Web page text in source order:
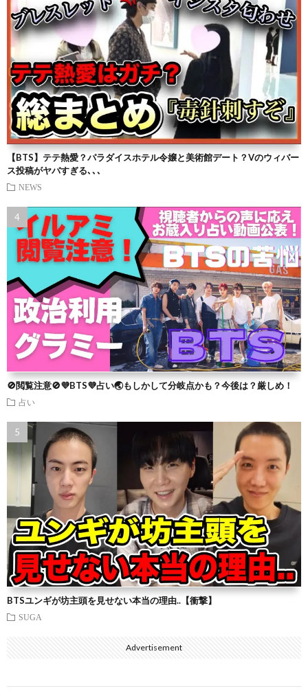
【BTS】テテ熱愛？パラダイスホテル令嬢と美術館デート？Vのウィバー
ス投稿がヤバすぎる､､､
NEWS
🚫閲覧注意🚫💜BTS💜占い🌏もしかして分岐点かも？今後は？厳しめ！
占い
BTSユンギが坊主頭を見せない本当の理由..【衝撃】
SUGA
Advertisement